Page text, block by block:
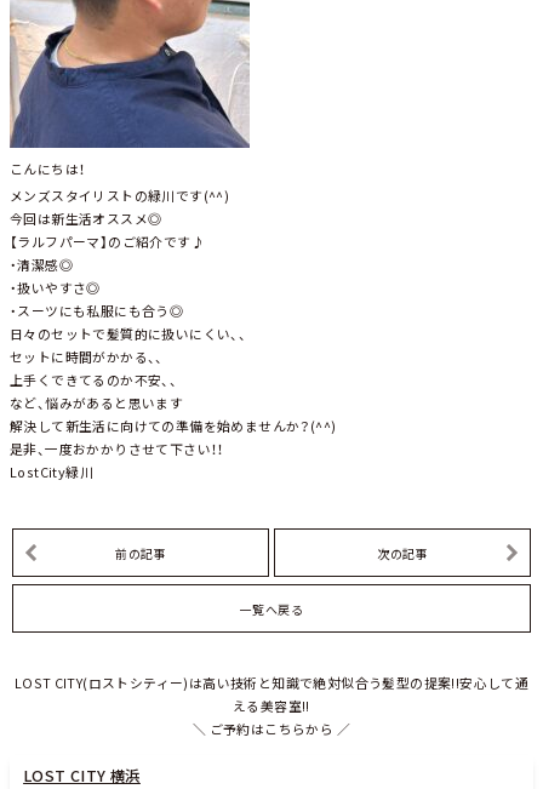
こんにちは！
メンズスタイリストの緑川です(^^)
今回は新生活オススメ◎
【ラルフパーマ】のご紹介です♪
・清潔感◎
・扱いやすさ◎
・スーツにも私服にも合う◎
日々のセットで髪質的に扱いにくい、、
セットに時間がかかる、、
上手くできてるのか不安、、
など、悩みがあると思います
解決して新生活に向けての準備を始めませんか？(^^)
是非、一度おかかりさせて下さい！！
LostCity緑川
前の記事 次の記事
一覧へ戻る
LOST CITY(ロストシティー)は高い技術と知識で絶対似合う髪型の提案!!安心して通
える美容室!!
＼ ご予約はこちらから ／
LOST CITY 横浜